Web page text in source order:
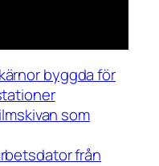
byggda för
som
från